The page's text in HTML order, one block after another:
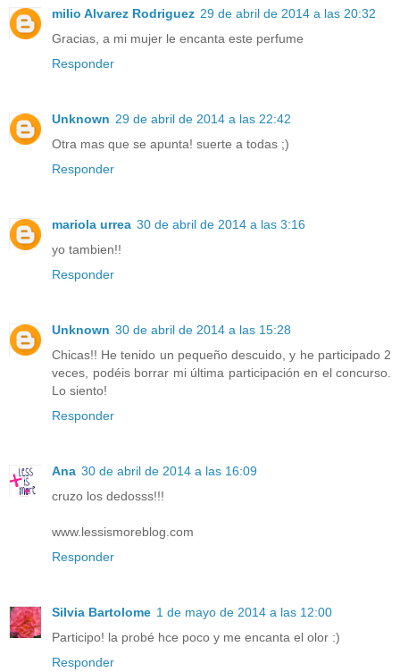
milio Alvarez Rodriguez 29 de abril de 2014 a las 20:32
Gracias, a mi mujer le encanta este perfume
Responder
Unknown 29 de abril de 2014 a las 22:42
Otra mas que se apunta! suerte a todas ;)
Responder
mariola urrea 30 de abril de 2014 a las 3:16
yo tambien!!
Responder
Unknown 30 de abril de 2014 a las 15:28
Chicas!! He tenido un pequeño descuido, y he participado 2
veces, podéis borrar mi última participación en el concurso.
Lo siento!
Responder
Ana 30 de abril de 2014 a las 16:09
cruzo los dedosss!!!
www.lessismoreblog.com
Responder
Silvia Bartolome 1 de mayo de 2014 a las 12:00
Participo! la probé hce poco y me encanta el olor :)
Responder